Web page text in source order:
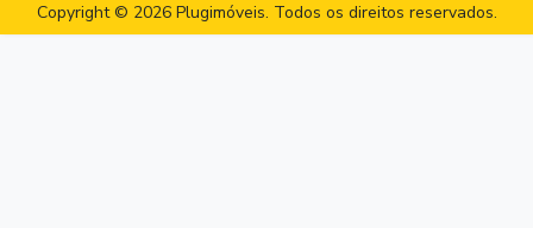
Copyright © 2026 Plugimóveis. Todos os direitos reservados.